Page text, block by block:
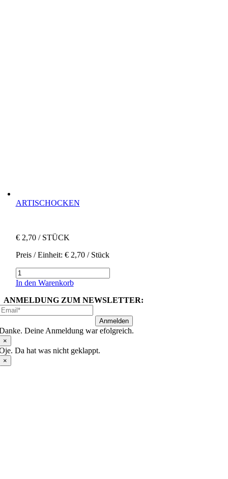
ARTISCHOCKEN
€2,70/ STÜCK
Preis / Einheit: €2,70/ Stück
Artischocken
Menge
In den Warenkorb
ANMELDUNG ZUM NEWSLETTER:
Anmelden
Deine Anmeldung war efolgreich.
×
Da hat was nicht geklappt.
×